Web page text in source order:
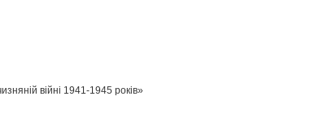
війні 1941-1945 років»